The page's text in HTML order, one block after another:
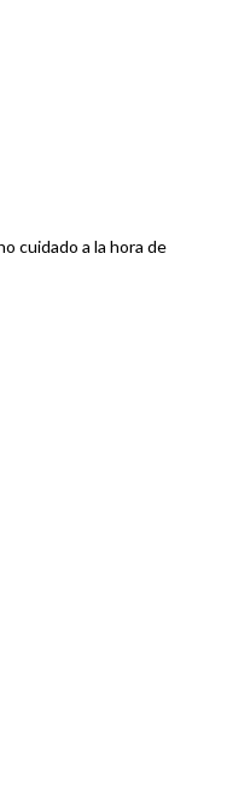
cuidado a la hora de